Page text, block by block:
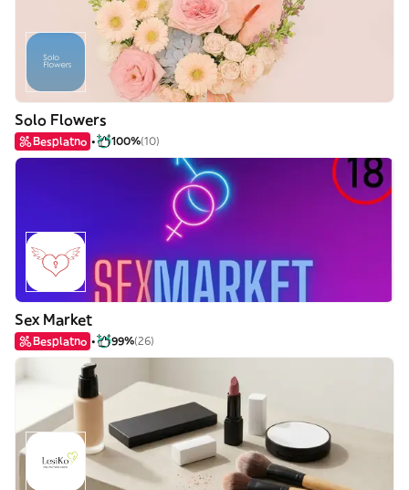
Solo Flowers
Besplatno 100%(10)
Sex Market
Besplatno 99%(26)